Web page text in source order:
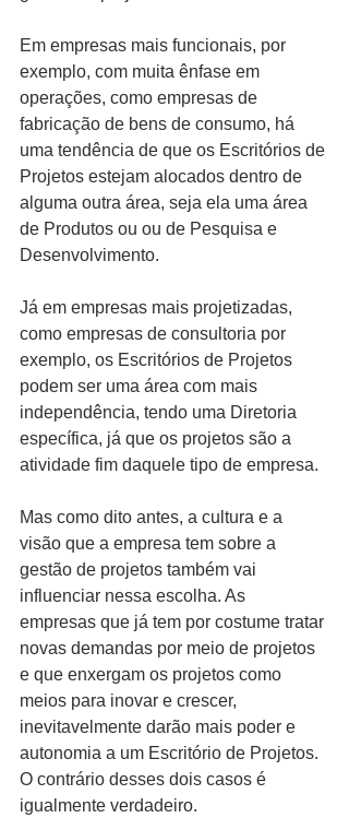
Em empresas mais funcionais, por
exemplo, com muita ênfase em
operações, como empresas de
fabricação de bens de consumo, há
uma tendência de que os Escritórios de
Projetos estejam alocados dentro de
alguma outra área, seja ela uma área
de Produtos ou ou de Pesquisa e
Desenvolvimento.
Já em empresas mais projetizadas,
como empresas de consultoria por
exemplo, os Escritórios de Projetos
podem ser uma área com mais
independência, tendo uma Diretoria
específica, já que os projetos são a
atividade fim daquele tipo de empresa.
Mas como dito antes, a cultura e a
visão que a empresa tem sobre a
gestão de projetos também vai
influenciar nessa escolha. As
empresas que já tem por costume tratar
novas demandas por meio de projetos
e que enxergam os projetos como
meios para inovar e crescer,
inevitavelmente darão mais poder e
autonomia a um Escritório de Projetos.
O contrário desses dois casos é
igualmente verdadeiro.